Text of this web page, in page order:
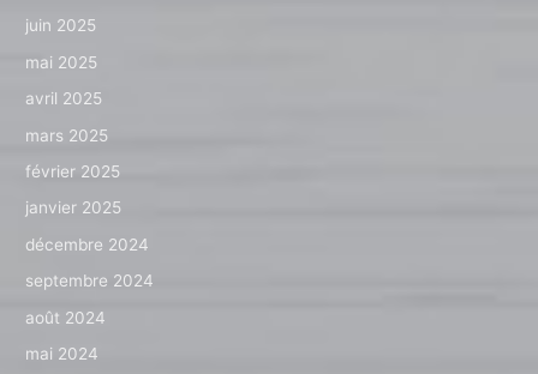
juin 2025
mai 2025
avril 2025
mars 2025
février 2025
janvier 2025
décembre 2024
septembre 2024
août 2024
mai 2024